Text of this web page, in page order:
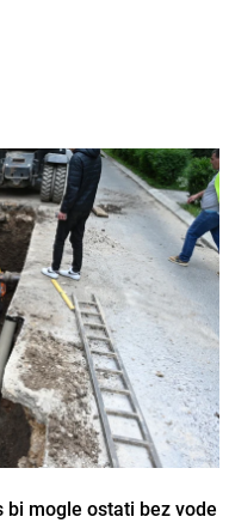
bi mogle ostati bez vode